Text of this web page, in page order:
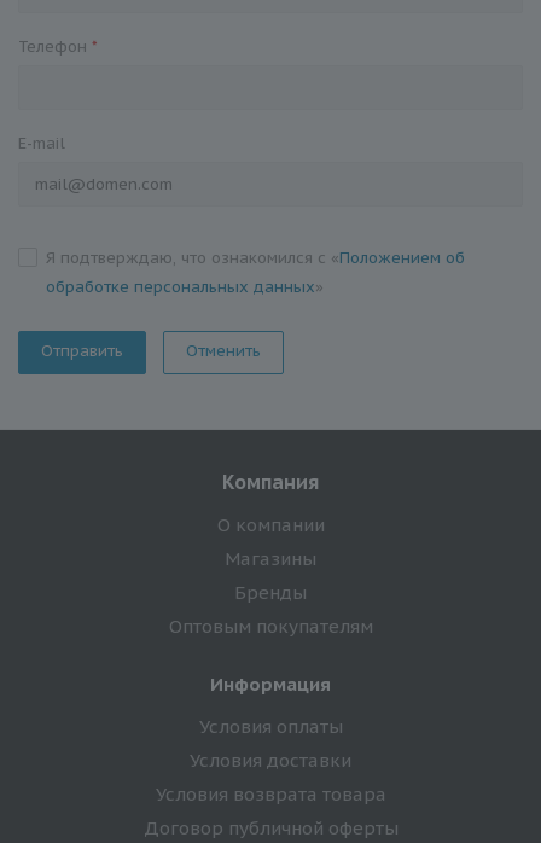
Телефон *
E-mail
Я подтверждаю, что ознакомился с «Положением об
обработке персональных данных»
Отменить
Компания
О компании
Магазины
Бренды
Оптовым покупателям
Информация
Условия оплаты
Условия доставки
Условия возврата товара
Договор публичной оферты